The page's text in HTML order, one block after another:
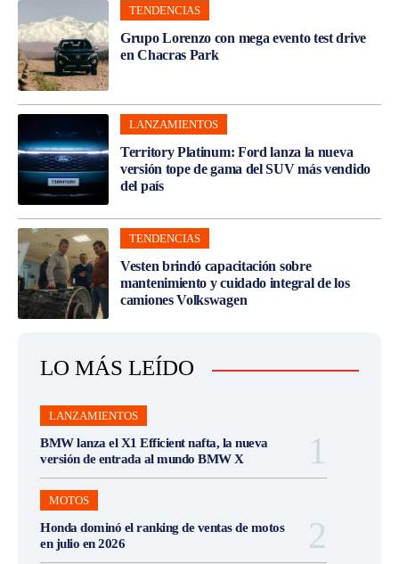
TENDENCIAS
Grupo Lorenzo con mega evento test drive
en Chacras Park
LANZAMIENTOS
Territory Platinum: Ford lanza la nueva
versión tope de gama del SUV más vendido
del país
TENDENCIAS
Vesten brindó capacitación sobre
mantenimiento y cuidado integral de los
camiones Volkswagen
LO MÁS LEÍDO
LANZAMIENTOS
BMW lanza el X1 Efficient nafta, la nueva
versión de entrada al mundo BMW X
MOTOS
Honda dominó el ranking de ventas de motos
en julio en 2026